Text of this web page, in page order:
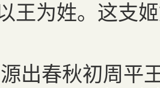
王为姓。这支
出春秋初周平